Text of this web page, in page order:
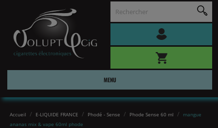
MENU
Accueil E-LIQUIDE FRANCE Phodé - Sense Phode Sense 60 ml
mangue
ananas mix & vape 60ml phode